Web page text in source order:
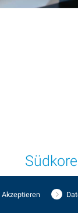
Akzeptieren